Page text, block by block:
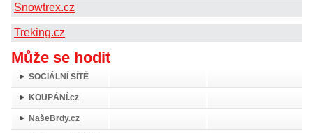
Snowtrex.cz
Treking.cz
Může se hodit
SOCIÁLNÍ SÍTĚ
KOUPÁNÍ.cz
NašeBrdy.cz